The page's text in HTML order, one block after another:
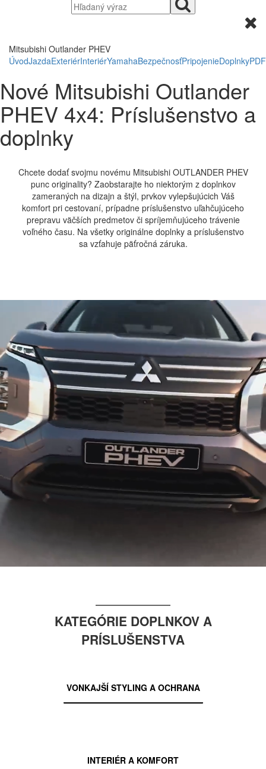
Mitsubishi Outlander PHEV
ÚvodJazdaExteriérInteriérYamahaBezpečnosťPripojenieDoplnkyPDF
Nové Mitsubishi Outlander
PHEV 4x4: Príslušenstvo a
doplnky
Chcete dodať svojmu novému Mitsubishi OUTLANDER PHEV
punc originality? Zaobstarajte ho niektorým z doplnkov
zameraných na dizajn a štýl, prvkov vylepšujúcich Váš
komfort pri cestovaní, prípadne príslušenstvo uľahčujúceho
prepravu väčších predmetov či spríjemňujúceho trávenie
voľného času. Na všetky originálne doplnky a príslušenstvo
sa vzťahuje päťročná záruka.
KATEGÓRIE DOPLNKOV A
PRÍSLUŠENSTVA
VONKAJŠÍ STYLING A OCHRANA
INTERIÉR A KOMFORT